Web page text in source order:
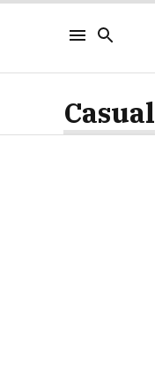
Casual